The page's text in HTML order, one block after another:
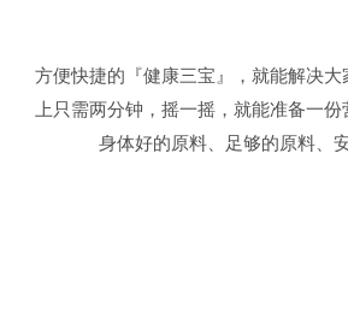
方便快捷的『健康三宝』，就能解决
上只需两分钟，摇一摇，就能准备一
身体好的原料、足够的原料、